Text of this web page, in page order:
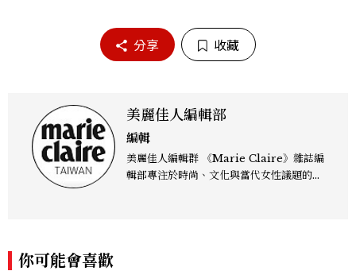
分享 收藏
美麗佳人編輯部
編輯
美麗佳人編輯群 《Marie Claire》雜誌編
輯部專注於時尚、文化與當代女性議題的深
你可能會喜歡